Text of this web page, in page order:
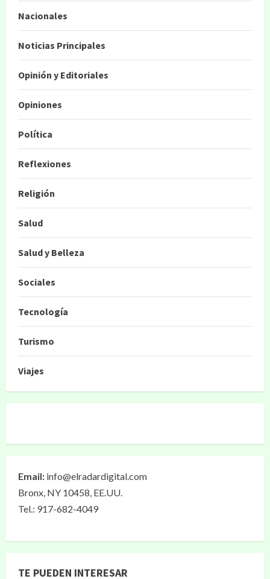
Nacionales
Noticias Principales
Opinión y Editoriales
Opiniones
Política
Reflexiones
Religión
Salud
Salud y Belleza
Sociales
Tecnología
Turismo
Viajes
Email: info@elradardigital.com
Bronx, NY 10458, EE.UU.
Tel.: 917-682-4049
TE PUEDEN INTERESAR